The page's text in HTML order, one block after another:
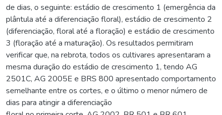
de dias, o seguinte: estádio de crescimento 1 (emergência da
plântula até a diferenciação floral), estádio de crescimento 2
(diferenciação, floral até a floração) e estádio de crescimento
3 (floração até a maturação). Os resultados permitiram
verificar que, na rebrota, todos os cultivares apresentaram a
mesma duração do estádio de crescimento 1, tendo AG
2501C, AG 2005E e BRS 800 apresentado comportamento
semelhante entre os cortes, e o último o menor número de
dias para atingir a diferenciação